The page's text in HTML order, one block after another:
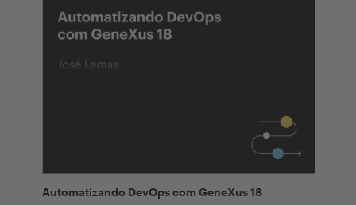
Automatizando DevOps com GeneXus 18